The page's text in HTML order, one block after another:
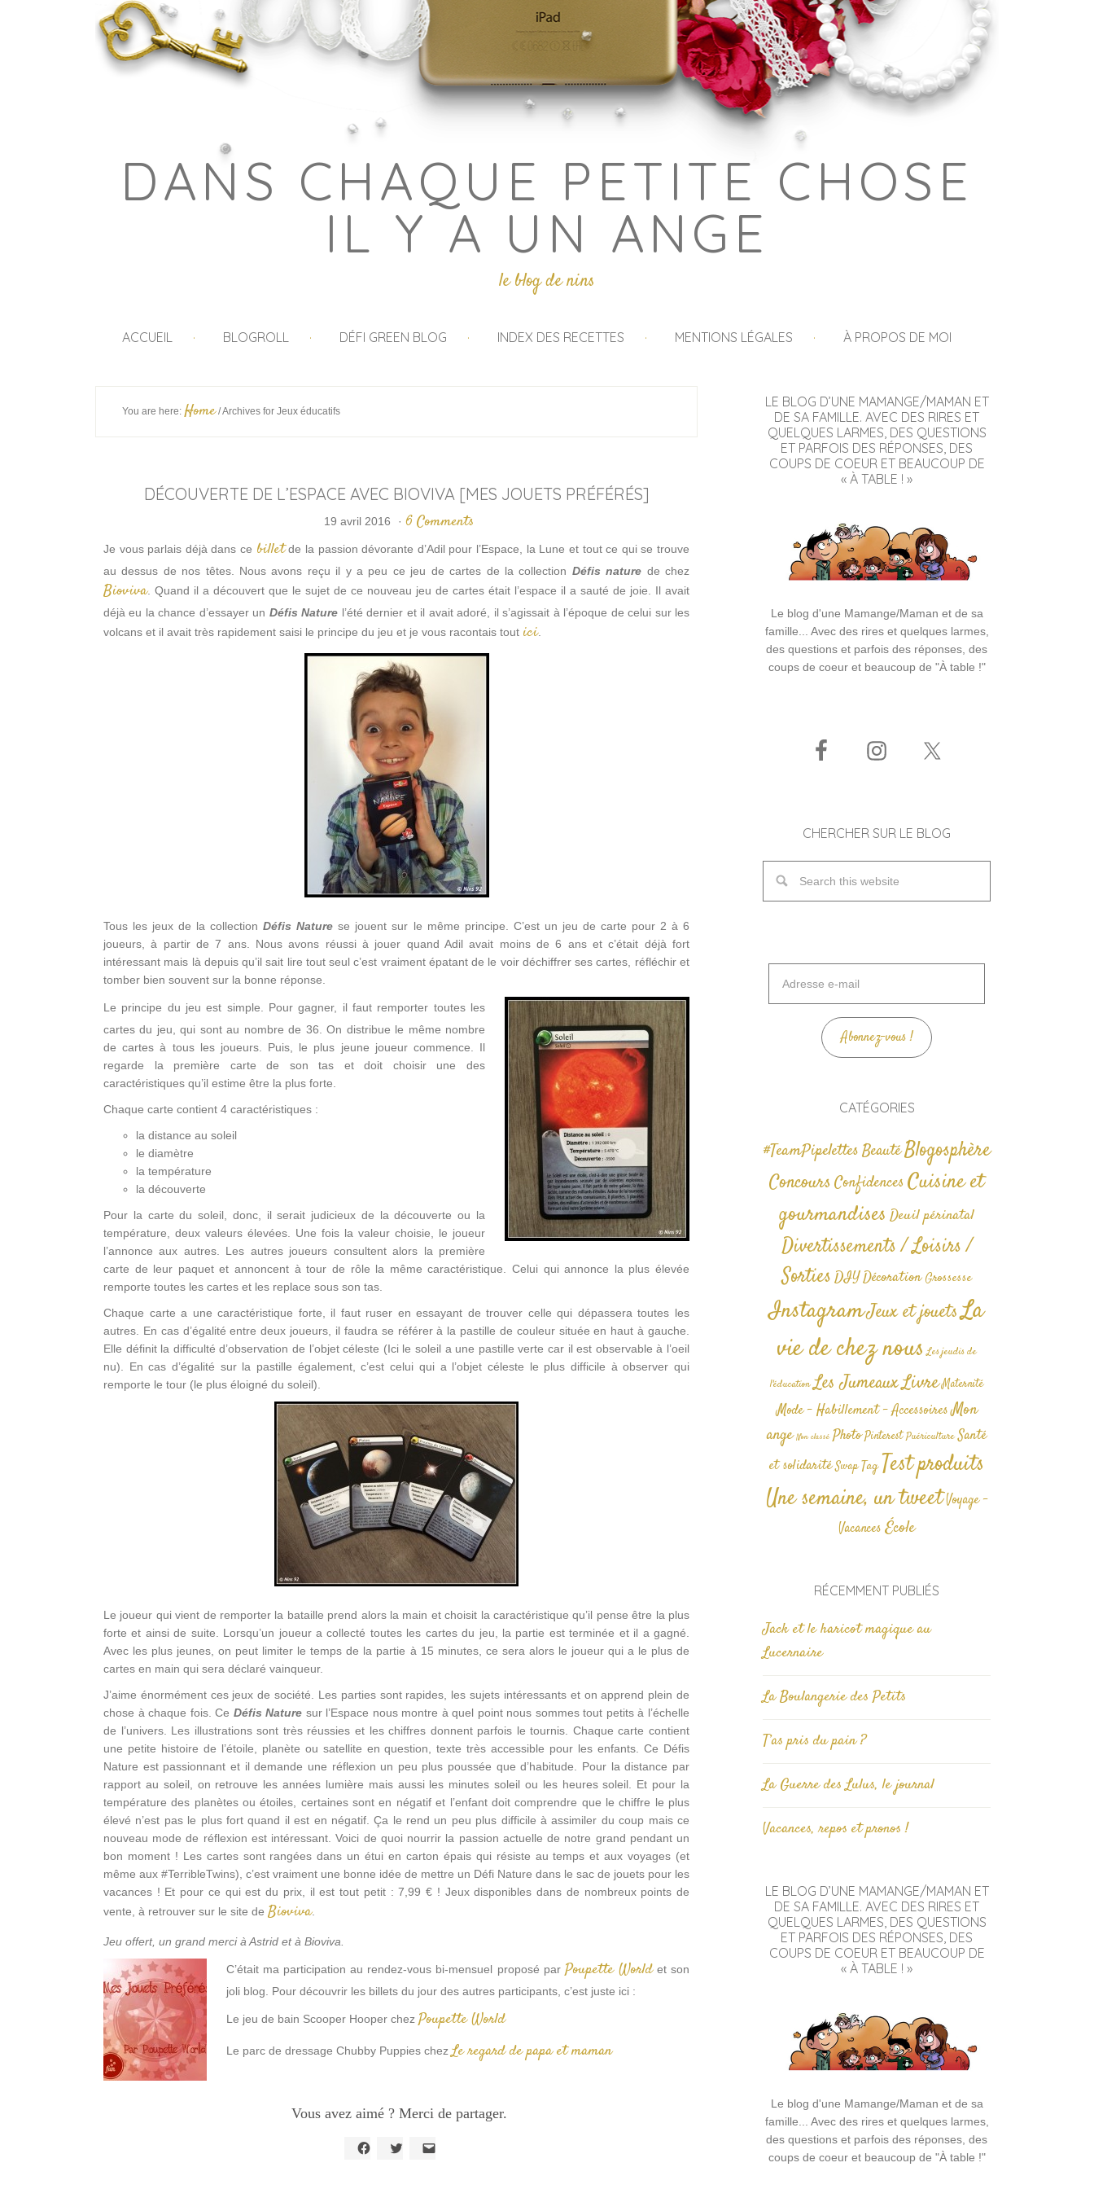
DANS CHAQUE PETITE CHOSE
IL Y A UN ANGE
le blog de nins
ACCUEIL BLOGROLL DÉFI GREEN BLOG INDEX DES RECETTES MENTIONS LÉGALES À PROPOS DE MOI
You are here: Home /Archives for Jeux éducatifs
DÉCOUVERTE DE L’ESPACE AVEC BIOVIVA [MES JOUETS PRÉFÉRÉS]
19 avril 2016 · 6 Comments
Je vous parlais déjà dans ce billetde la passion dévorante d’Adil pour l’Espace, la Lune et tout ce qui se trouve
au dessus de nos têtes. Nous avons reçu il y a peu ce jeu de cartes de la collection Défis nature de chez
Bioviva. Quand il a découvert que le sujet de ce nouveau jeu de cartes était l’espace il a sauté de joie. Il avait
déjà eu la chance d’essayer un Défis Nature l’été dernier et il avait adoré, il s’agissait à l’époque de celui sur les
volcans et il avait très rapidement saisi le principe du jeu et je vous racontais tout ici.
Tous les jeux de la collectionDéfis Nature se jouent sur le même principe. C’est un jeu de carte pour 2 à 6
joueurs, à partir de 7 ans. Nous avons réussi à jouer quand Adil avait moins de 6 ans et c’était déjà fort
intéressant mais là depuis qu’il sait lire tout seul c’est vraiment épatant de le voir déchiffrer ses cartes, réfléchir et
tomber bien souvent sur la bonne réponse.
Le principe du jeu est simple. Pour gagner, il faut remporter toutes les
cartes du jeu, qui sont au nombre de 36. On distribue le même nombre
de cartes à tous les joueurs. Puis, le plus jeune joueur commence. Il
regarde la première carte de son tas et doit choisir une des
caractéristiques qu’il estime être la plus forte.
Chaque carte contient 4 caractéristiques :
la distance au soleil
le diamètre
la température
la découverte
Pour la carte du soleil, donc, il serait judicieux de la découverte ou la
température, deux valeurs élevées. Une fois la valeur choisie, le joueur
l’annonce aux autres. Les autres joueurs consultent alors la première
carte de leur paquet et annoncent à tour de rôle la même caractéristique. Celui qui annonce la plus élevée
remporte toutes les cartes et les replace sous son tas.
Chaque carte a une caractéristique forte, il faut ruser en essayant de trouver celle qui dépassera toutes les
autres. En cas d’égalité entre deux joueurs, il faudra se référer à la pastille de couleur située en haut à gauche.
Elle définit la difficulté d’observation de l’objet céleste (Ici le soleil a une pastille verte car il est observable à l’oeil
nu). En cas d’égalité sur la pastille également, c’est celui qui a l’objet céleste le plus difficile à observer qui
remporte le tour (le plus éloigné du soleil).
Le joueur qui vient de remporter la bataille prend alors la main et choisit la caractéristique qu’il pense être la plus
forte et ainsi de suite. Lorsqu’un joueur a collecté toutes les cartes du jeu, la partie est terminée et il a gagné.
Avec les plus jeunes, on peut limiter le temps de la partie à 15 minutes, ce sera alors le joueur qui a le plus de
cartes en main qui sera déclaré vainqueur.
J’aime énormément ces jeux de société. Les parties sont rapides, les sujets intéressants et on apprend plein de
chose à chaque fois. Ce Défis Nature sur l’Espace nous montre à quel point nous sommes tout petits à l’échelle
de l’univers. Les illustrations sont très réussies et les chiffres donnent parfois le tournis. Chaque carte contient
une petite histoire de l’étoile, planète ou satellite en question, texte très accessible pour les enfants. Ce Défis
Nature est passionnant et il demande une réflexion un peu plus poussée que d’habitude. Pour la distance par
rapport au soleil, on retrouve les années lumière mais aussi les minutes soleil ou les heures soleil. Et pour la
température des planètes ou étoiles, certaines sont en négatif et l’enfant doit comprendre que le chiffre le plus
élevé n’est pas le plus fort quand il est en négatif. Ça le rend un peu plus difficile à assimiler du coup mais ce
nouveau mode de réflexion est intéressant. Voici de quoi nourrir la passion actuelle de notre grand pendant un
bon moment ! Les cartes sont rangées dans un étui en carton épais qui résiste au temps et aux voyages (et
même aux #TerribleTwins), c’est vraiment une bonne idée de mettre un Défi Nature dans le sac de jouets pour les
vacances ! Et pour ce qui est du prix, il est tout petit : 7,99 € ! Jeux disponibles dans de nombreux points de
vente, à retrouver sur le site de Bioviva.
Jeu offert, un grand merci à Astrid et à Bioviva.
C’était ma participation au rendez-vous bi-mensuel proposé par Poupette Worldet son
joli blog. Pour découvrir les billets du jour des autres participants, c’est juste ici :
Le jeu de bain Scooper Hooper chez Poupette World
Le parc de dressage Chubby Puppies chez Le regard de papa et maman
Vous avez aimé ? Merci de partager.
LE BLOG D’UNE MAMANGE/MAMAN ET
DE SA FAMILLE. AVEC DES RIRES ET
QUELQUES LARMES, DES QUESTIONS
ET PARFOIS DES RÉPONSES, DES
COUPS DE COEUR ET BEAUCOUP DE
« À TABLE ! »
Le blog d'une Mamange/Maman et de sa
famille... Avec des rires et quelques larmes,
des questions et parfois des réponses, des
coups de coeur et beaucoup de "À table !"
CHERCHER SUR LE BLOG
mail
Abonnez-vous !
CATÉGORIES
#TeamPipelettesBeautéBlogosphère
ConcoursConfidences Cuisine et
gourmandises Deuil périnatal
Divertissements / Loisirs /
SortiesDIYDécoration Grossesse
InstagramJeux et jouetsLa
vie de chez nous Les jeudis de
l'éducation Les JumeauxLivre Maternité
Mode - Habillement - AccessoiresMon
ange Non classé Photo Pinterest Puériculture Santé
et solidarité Swap TagTest produits
Une semaine, un tweetVoyage -
Vacances École
RÉCEMMENT PUBLIÉS
Jack et le haricot magique au
Lucernaire
La Boulangerie des Petits
T’as pris du pain ?
La Guerre des Lulus, le journal
Vacances, repos et pronos !
LE BLOG D’UNE MAMANGE/MAMAN ET
DE SA FAMILLE. AVEC DES RIRES ET
QUELQUES LARMES, DES QUESTIONS
ET PARFOIS DES RÉPONSES, DES
COUPS DE COEUR ET BEAUCOUP DE
« À TABLE ! »
Le blog d'une Mamange/Maman et de sa
famille... Avec des rires et quelques larmes,
des questions et parfois des réponses, des
coups de coeur et beaucoup de "À table !"